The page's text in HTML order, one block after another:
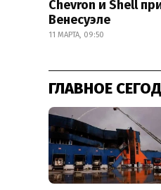
Chevron и Shell
Венесуэле
11 МАРТА, 09:50
ГЛАВНОЕ